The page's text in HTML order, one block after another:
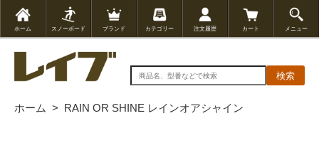
ホーム スノーボード ブランド カテゴリー 注文履歴 カート メニュー
検索
ホーム > RAIN OR SHINE レインオアシャイン